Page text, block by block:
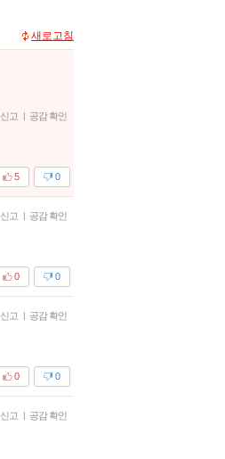
새로고침
신고 | 공감 확인
0
5
신고 | 공감 확인
0
0
신고 | 공감 확인
0
0
신고 | 공감 확인